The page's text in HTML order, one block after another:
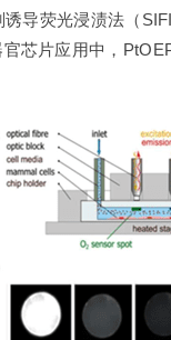
导荧光浸渍法（
芯片应用中，